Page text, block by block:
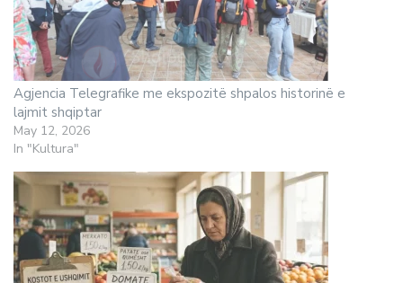
Agjencia Telegrafike me ekspozitë shpalos historinë e
lajmit shqiptar
May 12, 2026
In "Kultura"